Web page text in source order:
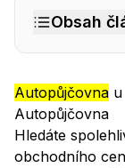
Obsah
Autopůjčovna
Autopůjčovna
Hledáte
obchodního